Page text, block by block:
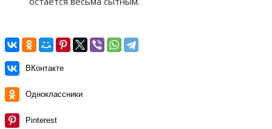
ВКонтакте
Одноклассники
Pinterest